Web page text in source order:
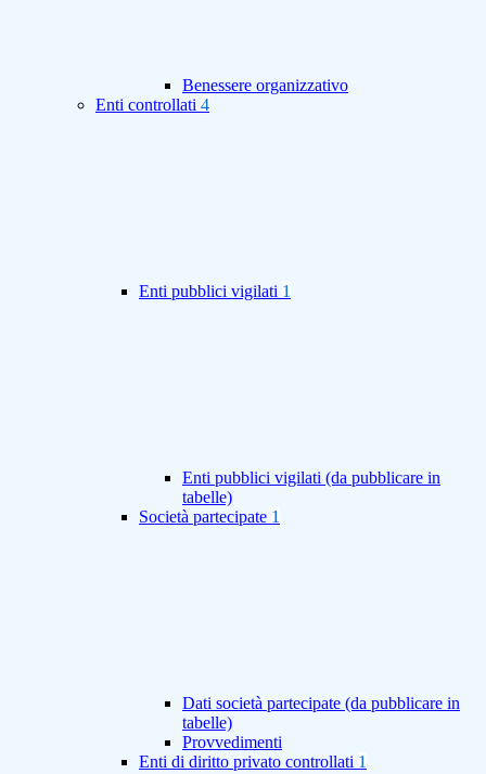
Benessere organizzativo
Enti controllati 4
Enti pubblici vigilati 1
Enti pubblici vigilati (da pubblicare in
tabelle)
Società partecipate 1
Dati società partecipate (da pubblicare in
tabelle)
Provvedimenti
Enti di diritto privato controllati 1